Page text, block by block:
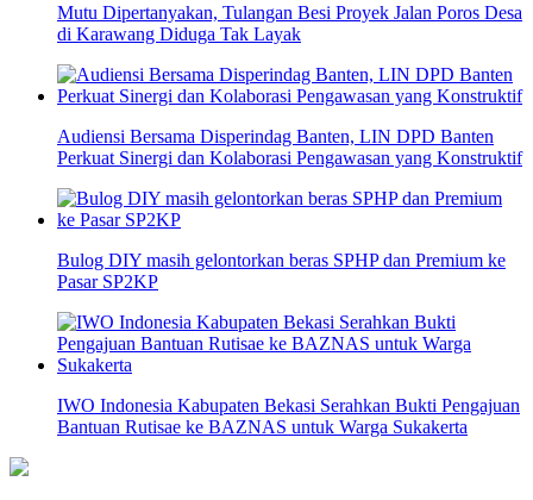
Mutu Dipertanyakan, Tulangan Besi Proyek Jalan Poros Desa
di Karawang Diduga Tak Layak
Audiensi Bersama Disperindag Banten, LIN DPD Banten
Perkuat Sinergi dan Kolaborasi Pengawasan yang Konstruktif
Bulog DIY masih gelontorkan beras SPHP dan Premium ke
Pasar SP2KP
IWO Indonesia Kabupaten Bekasi Serahkan Bukti Pengajuan
Bantuan Rutisae ke BAZNAS untuk Warga Sukakerta